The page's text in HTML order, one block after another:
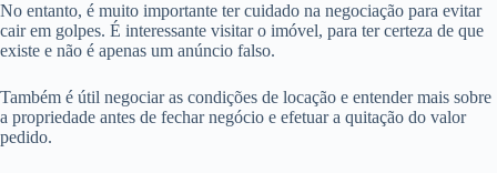
No entanto, é muito importante ter cuidado na negociação para evitar
cair em golpes. É interessante visitar o imóvel, para ter certeza de que
existe e não é apenas um anúncio falso.
Também é útil negociar as condições de locação e entender mais sobre
a propriedade antes de fechar negócio e efetuar a quitação do valor
pedido.